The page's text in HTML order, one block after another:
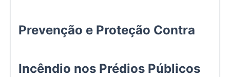
Prevenção e Proteção Contra
Incêndio nos Prédios Públicos